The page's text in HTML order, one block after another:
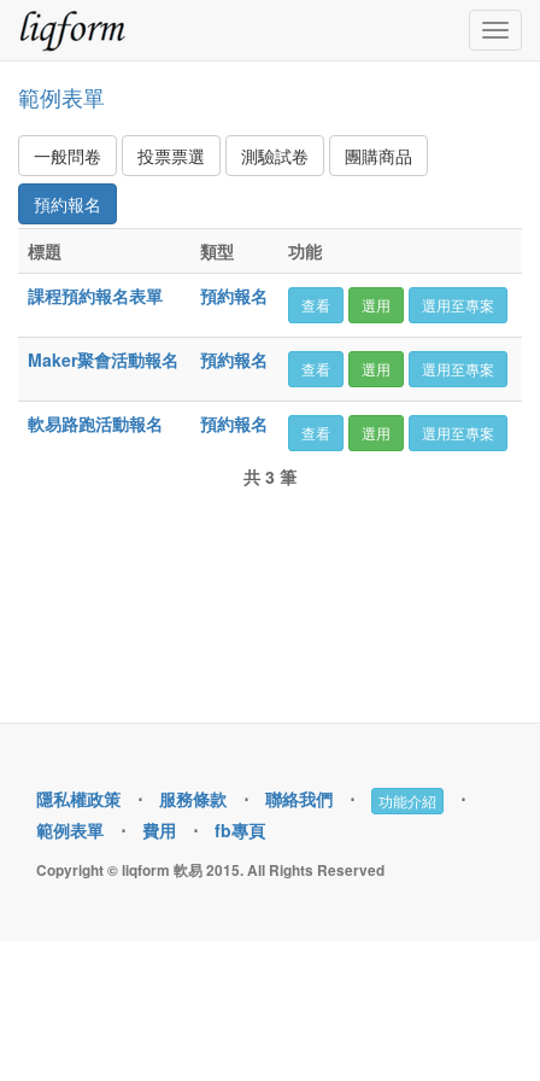
範例表單
一般問卷 投票票選 測驗試卷
團購商品
預約報名
標題
類型
功能
課程預約報名表單
預約報名 查看 選用 選用至專案
Maker聚會活動報名 預約報名 查看 選用 選用至專案
軟易路跑活動報名 預約報名 查看 選用 選用至專案
共 3 筆
隱私權政策 ⋅ 服務條款 ⋅ 聯絡我們 ⋅ 功能介紹
⋅
範例表單
⋅ 費用 ⋅ fb專頁
Copyright © liqform 軟易 2015. All Rights Reserved